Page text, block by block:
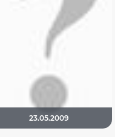
23.05.2009